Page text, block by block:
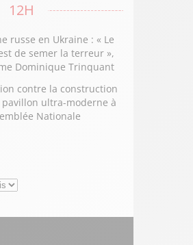
12H
russe en Ukraine : « Le
de semer la terreur »,
Dominique Trinquant
contre la construction
pavillon ultra-moderne à
Nationale